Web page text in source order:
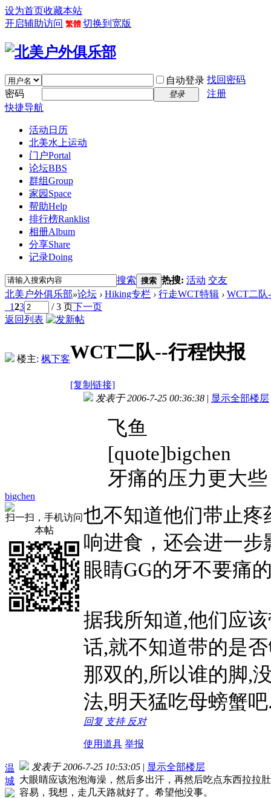
设为首页收藏本站
开启辅助访问 繁體 切换到宽版
自动登录 找回密码
密码
登录
注册
快捷导航
活动日历
北美水上运动
门户Portal
论坛BBS
群组Group
家园 Space
帮助Help
排行榜Ranklist
相册Album
分享Share
记录Doing
搜索 搜索 热搜: 活动 交友
北美户外俱乐部»论坛 › Hiking专栏 › 行走WCT特辑 › WCT二队
123 / 3 页下一页
返回列表
楼主: 枫下客WCT二队--行程快报
[复制链接]
bigchen
扫一扫，手机访问
本帖
发表于 2006-7-25 00:36:38 | 显示全部楼层
飞鱼
[quote]bigchen
牙痛的压力更大
也不知道他们带止
响进食，还会进一
眼睛GG的牙不要痛
据我所知道,他们应
话,就不知道带的是
那双的,所以谁的脚,
法,明天猛吃母螃蟹
回复 支持 反对
使用道具 举报
温
城
发表于 2006-7-25 10:53:05 | 显示全部楼层
大眼睛应该泡泡海澡，然后多出汗，再然后吃点东西拉拉
容易，我想，走几天路就好了。希望他没事。